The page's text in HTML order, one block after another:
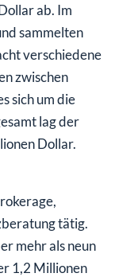
ab. Im
sammelten
verschiedene
zwischen
sich um die
lag der
Dollar.
tätig.
mehr als neun
1,2 Millionen